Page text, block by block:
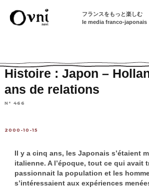
フランスをもっと楽しむ
le media franco-japonais
Histoire : Japon –
ans de relations
N° 466
2000-10-15
Il y a cinq ans, les Japonais s’étaient
italienne. A l’époque, tout ce qui avait
passionnait la population et les
s’intéressaient aux expériences